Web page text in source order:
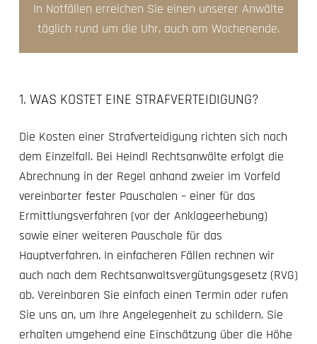
In Notfällen erreichen Sie einen unserer Anwälte
täglich rund um die Uhr, auch am Wochenende.
1. WAS KOSTET EINE STRAFVERTEIDIGUNG?
Die Kosten einer Strafverteidigung richten sich nach
dem Einzelfall. Bei Heindl Rechtsanwälte erfolgt die
Abrechnung in der Regel anhand zweier im Vorfeld
vereinbarter fester Pauschalen – einer für das
Ermittlungsverfahren (vor der Anklageerhebung)
sowie einer weiteren Pauschale für das
Hauptverfahren. In einfacheren Fällen rechnen wir
auch nach dem Rechtsanwaltsvergütungsgesetz (RVG)
ab. Vereinbaren Sie einfach einen Termin oder rufen
Sie uns an, um Ihre Angelegenheit zu schildern. Sie
erhalten umgehend eine Einschätzung über die Höhe